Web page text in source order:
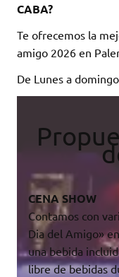
CABA?
Te ofrecemos la
amigo 2026 en
De Lunes a
CENA SHOW
Contamos con
Dia del Amigo»
una bebida
libre de bebidas